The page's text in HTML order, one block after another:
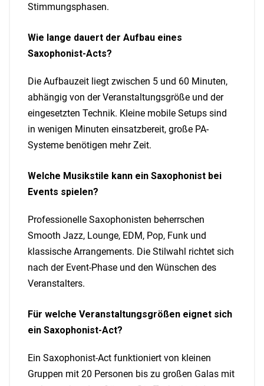
Stimmungsphasen.
Wie lange dauert der Aufbau eines
Saxophonist-Acts?
Die Aufbauzeit liegt zwischen 5 und 60 Minuten,
abhängig von der Veranstaltungsgröße und der
eingesetzten Technik. Kleine mobile Setups sind
in wenigen Minuten einsatzbereit, große PA-
Systeme benötigen mehr Zeit.
Welche Musikstile kann ein Saxophonist bei
Events spielen?
Professionelle Saxophonisten beherrschen
Smooth Jazz, Lounge, EDM, Pop, Funk und
klassische Arrangements. Die Stilwahl richtet sich
nach der Event-Phase und den Wünschen des
Veranstalters.
Für welche Veranstaltungsgrößen eignet sich
ein Saxophonist-Act?
Ein Saxophonist-Act funktioniert von kleinen
Gruppen mit 20 Personen bis zu großen Galas mit